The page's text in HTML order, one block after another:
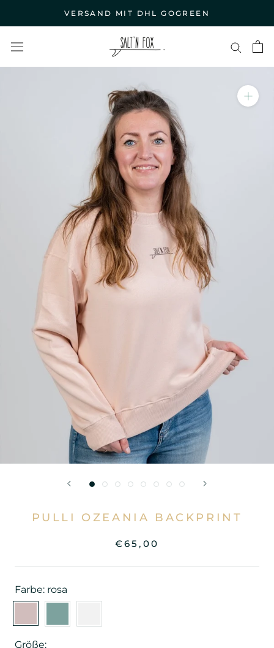
VERSAND MIT DHL GOGREEN
PULLI OZEANIA BACKPRINT
€65,00
Farbe: rosa
mist
Größe: